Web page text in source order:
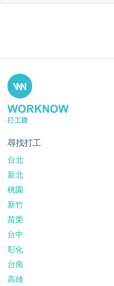
尋找打工
台北
新北
桃園
新竹
苗栗
台中
彰化
台南
高雄